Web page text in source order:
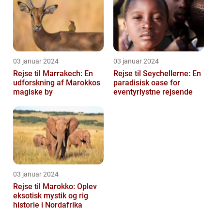
03 januar 2024
Rejse til Marrakech: En
udforskning af Marokkos
magiske by
03 januar 2024
Rejse til Seychellerne: En
paradisisk oase for
eventyrlystne rejsende
03 januar 2024
Rejse til Marokko: Oplev
eksotisk mystik og rig
historie i Nordafrika